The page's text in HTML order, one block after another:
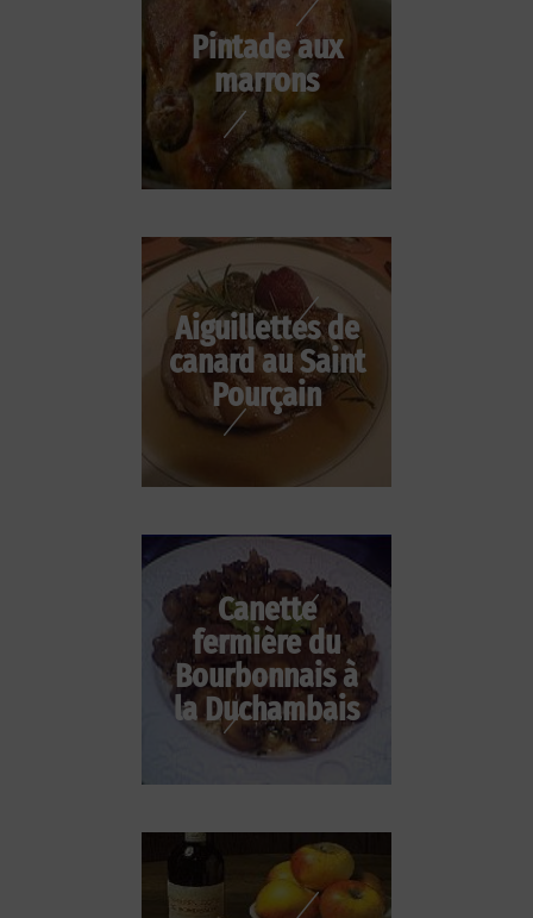
Pintade aux
marrons
Aiguillettes de
canard au Saint
Pourçain
Canette
fermière du
Bourbonnais à
la Duchambais